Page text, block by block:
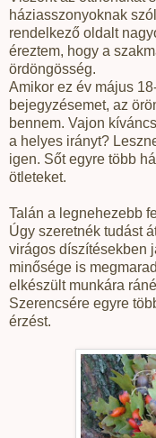
háziasszonyoknak
rendelkező oldalt
éreztem, hogy a
ördöngösség.
Amikor ez év május
bejegyzésemet, az
bennem. Vajon
a helyes irányt?
igen. Sőt egyre több
ötleteket.
Talán a legnehezebb
Úgy szeretnék tudást
virágos díszítésekben
minősége is
elkészült munkára
Szerencsére egyre
érzést.